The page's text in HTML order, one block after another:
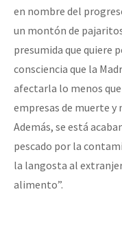
en nombre del
un montón de
presumida que quiere
consciencia que la
afectarla lo menos
empresas de muerte y
Además, se está
pescado por la
la langosta al
alimento”.